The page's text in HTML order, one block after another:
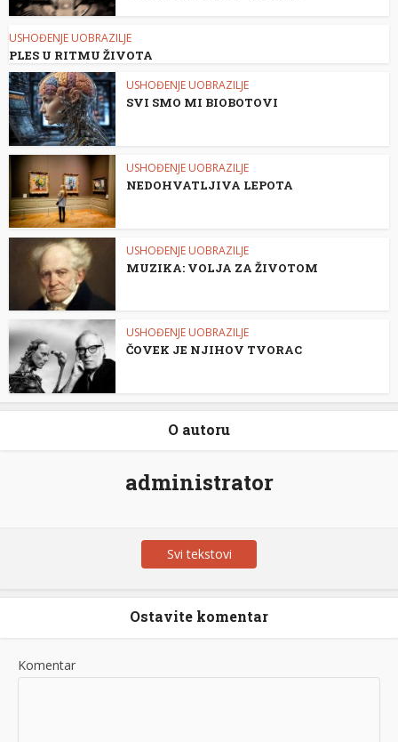
USHOĐENJE UOBRAZILJE
PLES U RITMU ŽIVOTA
USHOĐENJE UOBRAZILJE
SVI SMO MI BIOBOTOVI
USHOĐENJE UOBRAZILJE
NEDOHVATLJIVA LEPOTA
USHOĐENJE UOBRAZILJE
MUZIKA: VOLJA ZA ŽIVOTOM
USHOĐENJE UOBRAZILJE
ČOVEK JE NJIHOV TVORAC
O autoru
administrator
Svi tekstovi
Ostavite komentar
Komentar